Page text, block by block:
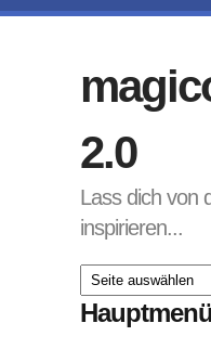
2.0
Lass dich von
inspirieren...
Hauptmenü